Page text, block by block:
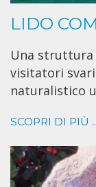
LIDO
Una struttura
visitatori
naturalistico
SCOPRI DI PIÙ